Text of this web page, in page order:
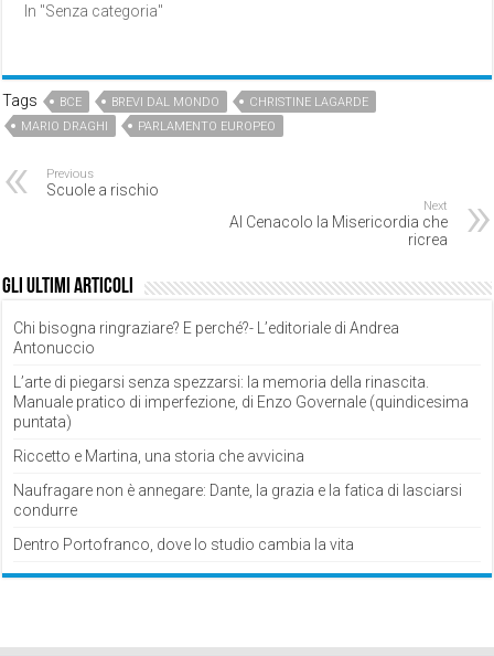
In "Senza categoria"
Tags BCE BREVI DAL MONDO
CHRISTINE LAGARDE
MARIO DRAGHI
PARLAMENTO EUROPEO
Previous
Scuole a rischio
Next
Al Cenacolo la Misericordia che
ricrea
Gli ultimi articoli
Chi bisogna ringraziare? E perché?- L’editoriale di Andrea
Antonuccio
L’arte di piegarsi senza spezzarsi: la memoria della rinascita.
Manuale pratico di imperfezione, di Enzo Governale (quindicesima
puntata)
Riccetto e Martina, una storia che avvicina
Naufragare non è annegare: Dante, la grazia e la fatica di lasciarsi
condurre
Dentro Portofranco, dove lo studio cambia la vita